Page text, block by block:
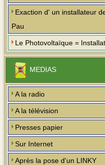
Exaction d' un installateur
Pau
Le Photovoltaïque =
MEDIAS
A la radio
A la télévision
Presses papier
Sur Internet
Après la pose d'un LINKY